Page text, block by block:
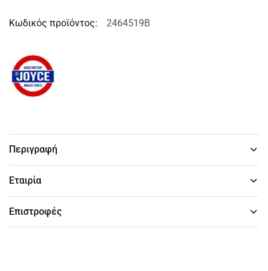
Κωδικός προϊόντος: 2464519B
Περιγραφή
Εταιρία
Επιστροφές